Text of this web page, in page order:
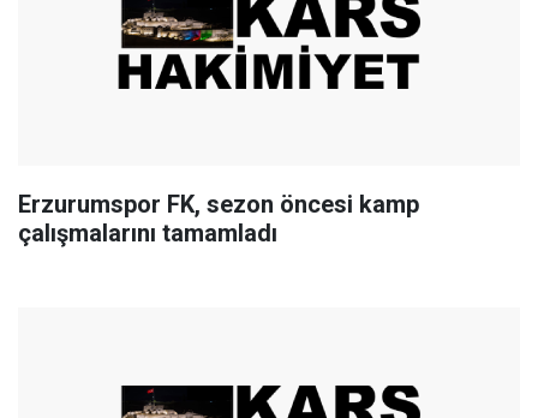
Erzurumspor FK, sezon öncesi kamp
çalışmalarını tamamladı